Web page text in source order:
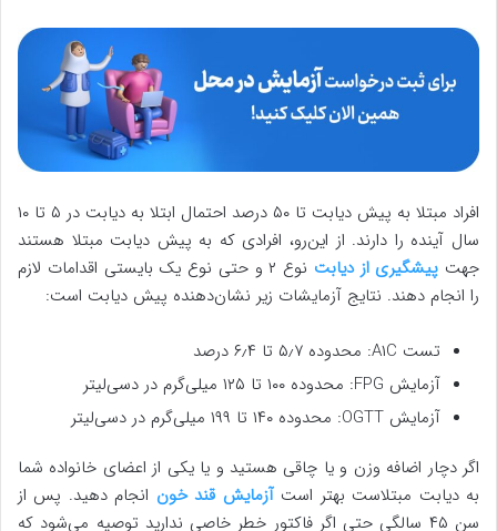
افراد مبتلا به پیش دیابت تا ۵۰ درصد احتمال ابتلا به دیابت در ۵ تا ۱۰
سال آینده را دارند. از این‌رو، افرادی که به پیش دیابت مبتلا هستند
جهت پیشگیری از دیابت
نوع ۲ و حتی نوع یک بایستی اقدامات لازم
را انجام دهند. نتایج آزمایشات زیر نشان‌دهنده پیش دیابت است:
تست A۱C: محدوده ۵٫۷ تا ۶٫۴ درصد
آزمایش FPG: محدوده ۱۰۰ تا ۱۲۵ میلی‌گرم در دسی‌لیتر
آزمایش OGTT: محدوده ۱۴۰ تا ۱۹۹ میلی‌گرم در دسی‌لیتر
اگر دچار اضافه وزن و یا چاقی هستید و یا یکی از اعضای خانواده شما
به دیابت مبتلاست بهتر استآزمایش قند خون انجام دهید. پس از
سن ۴۵ سالگی حتی اگر فاکتور خطر خاصی ندارید توصیه می‌شود که